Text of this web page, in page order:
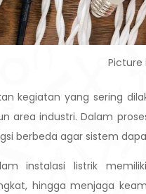
Picture
kegiatan yang sering
area industri. Dalam
berbeda agar sistem
instalasi listrik
hingga menjaga